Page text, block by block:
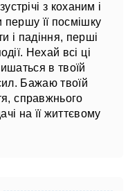
з коханим і
її посмішку
і падіння, перші
Нехай всі ці
в твоїй
Бажаю твоїй
справжнього
на її життєвому